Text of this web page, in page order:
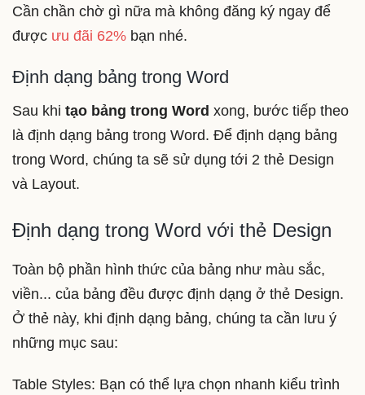
Cần chần chờ gì nữa mà không đăng ký ngay để
được ưu đãi 62% bạn nhé.
Định dạng bảng trong Word
Sau khi tạo bảng trong Word xong, bước tiếp theo
là định dạng bảng trong Word. Để định dạng bảng
trong Word, chúng ta sẽ sử dụng tới 2 thẻ Design
và Layout.
Định dạng trong Word với thẻ Design
Toàn bộ phần hình thức của bảng như màu sắc,
viền... của bảng đều được định dạng ở thẻ Design.
Ở thẻ này, khi định dạng bảng, chúng ta cần lưu ý
những mục sau:
Table Styles: Bạn có thể lựa chọn nhanh kiểu trình